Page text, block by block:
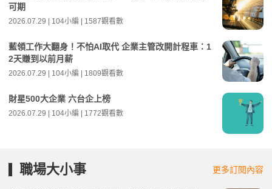
可期
2026.07.29 | 104小編 | 1587觀看數
藍領工作大翻身！不怕AI取代 企業主管改開計程車：1
2天賺到以前月薪
2026.07.29 | 104小編 | 1809觀看數
財星500大企業 六台企上榜
2026.07.29 | 104小編 | 1772觀看數
職場大小事 更多訂閱內容